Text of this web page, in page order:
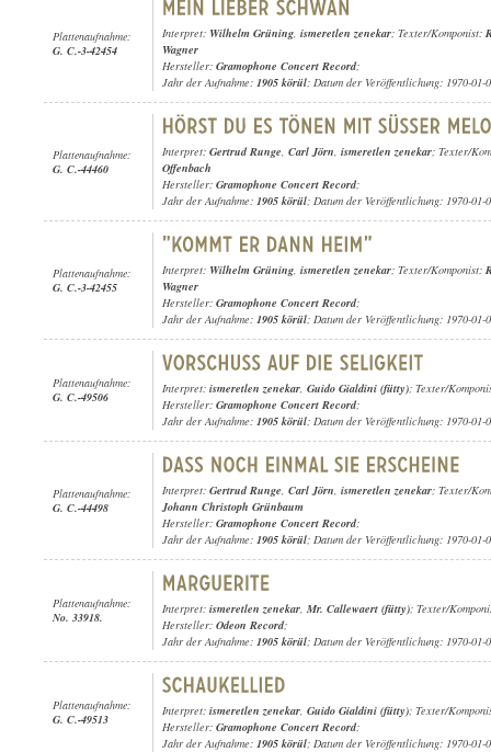
Plattenaufnahme:
G. C.-3-42454
Interpret: Wilhelm Grüning, ismeretlen zenekar; Texter/Komponist:
Wagner
Hersteller: Gramophone Concert Record;
Jahr der Aufnahme: 1905 körül; Datum der Veröffentlichung: 1970-01-
Plattenaufnahme:
G. C.-44460
Interpret: Gertrud Runge, Carl Jörn, ismeretlen zenekar; Texter/
Offenbach
Hersteller: Gramophone Concert Record;
Jahr der Aufnahme: 1905 körül; Datum der Veröffentlichung: 1970-01-
Plattenaufnahme:
G. C.-3-42455
Interpret: Wilhelm Grüning, ismeretlen zenekar; Texter/Komponist:
Wagner
Hersteller: Gramophone Concert Record;
Jahr der Aufnahme: 1905 körül; Datum der Veröffentlichung: 1970-01-
Plattenaufnahme:
G. C.-49506
Interpret: ismeretlen zenekar, Guido Gialdini (fütty); Texter/
Hersteller: Gramophone Concert Record;
Jahr der Aufnahme: 1905 körül; Datum der Veröffentlichung: 1970-01-
Plattenaufnahme:
G. C.-44498
Interpret: Gertrud Runge, Carl Jörn, ismeretlen zenekar; Texter/
Johann Christoph Grünbaum
Hersteller: Gramophone Concert Record;
Jahr der Aufnahme: 1905 körül; Datum der Veröffentlichung: 1970-01-
Plattenaufnahme:
No. 33918.
Interpret: ismeretlen zenekar, Mr. Callewaert (fütty); Texter/
Hersteller: Odeon Record;
Jahr der Aufnahme: 1905 körül; Datum der Veröffentlichung: 1970-01-
Plattenaufnahme:
G. C.-49513
Interpret: ismeretlen zenekar, Guido Gialdini (fütty); Texter/
Hersteller: Gramophone Concert Record;
Jahr der Aufnahme: 1905 körül; Datum der Veröffentlichung: 1970-01-